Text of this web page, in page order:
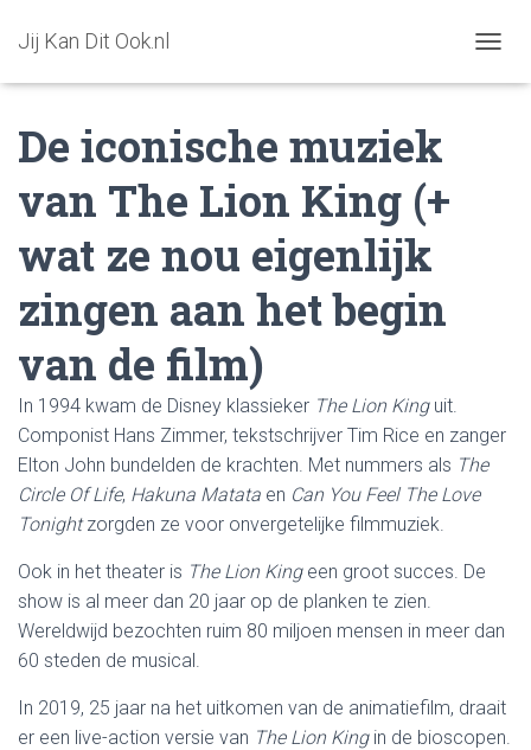
Jij Kan Dit Ook.nl
O
De iconische muziek
van The Lion King (+
wat ze nou eigenlijk
zingen aan het begin
van de film)
In 1994 kwam de Disney klassieker The Lion Kinguit.
Componist Hans Zimmer, tekstschrijver Tim Rice en zanger
Elton John bundelden de krachten. Met nummers als The
Circle Of Life, Hakuna Matata en Can You Feel The Love
Tonightzorgden ze voor onvergetelijke filmmuziek.
Ook in het theater is The Lion Kingeen groot succes. De
show is al meer dan 20 jaar op de planken te zien.
Wereldwijd bezochten ruim 80 miljoen mensen in meer dan
60 steden de musical.
In 2019, 25 jaar na het uitkomen van de animatiefilm, draait
er een live-action versie van The Lion Kingin de bioscopen.